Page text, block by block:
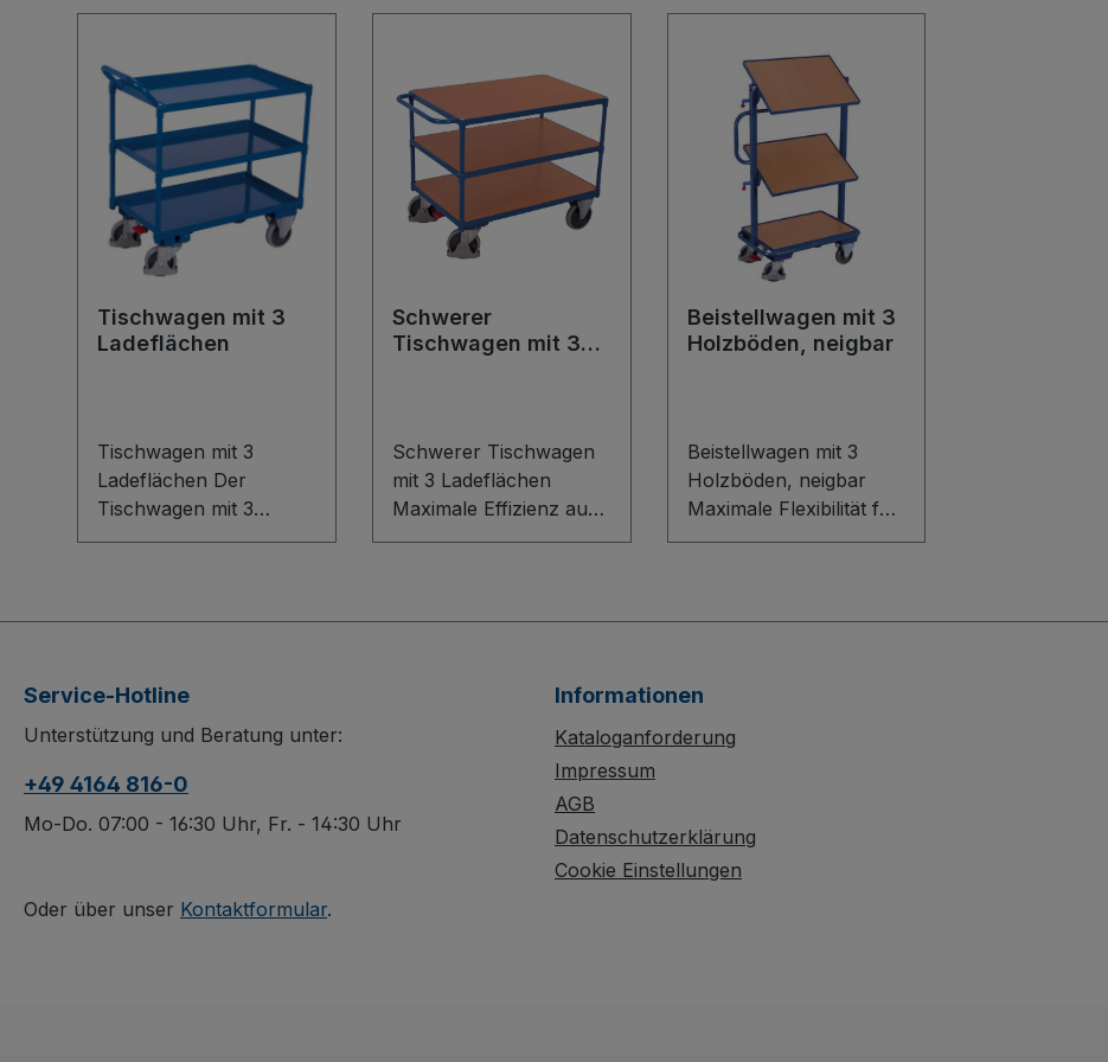
Tischwagen mit 3
Ladeflächen
Tischwagen mit 3
Ladeflächen Der
Tischwagen mit 3
Ladeflächen überzeugt
aus Stahl, dauerhaft
kratzfest. Die öldichten
Wannen mit 40 mm
verhindern ein
Auslaufen von
thermoplastischem
Schwerer
Tischwagen mit 3
Schwerer Tischwagen
mit 3 Ladeflächen
Maximale Effizienz auf
drei Ebenen: Der
Ladeflächen überzeugt
Bodenkonstruktion. Die
Holzwerkstoffplatten
sind dauerhaft
oberflächengeschützt,
schlag- und kratzfest.
Beistellwagen mit 3
Holzböden, neigbar
Beistellwagen mit 3
Holzböden, neigbar
Maximale Flexibilität für
Lager, Werkstatt und
Holzböden bietet dank
oder 30° stets besten
Zugriff auf Ihre Waren.
hohem Rand sind
perfekt für
Service-Hotline
Unterstützung und Beratung unter:
+49 4164 816-0
Mo-Do. 07:00 - 16:30 Uhr, Fr. - 14:30 Uhr
Oder über unser Kontaktformular.
Informationen
Kataloganforderung
Impressum
AGB
Datenschutzerklärung
Cookie Einstellungen